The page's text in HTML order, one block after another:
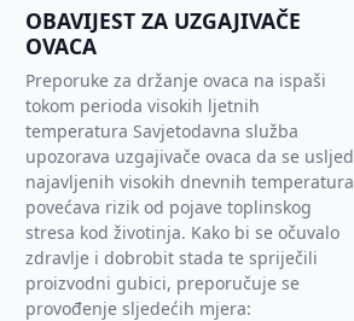
OBAVIJEST ZA UZGAJIVAČE
OVACA
Preporuke za držanje ovaca na ispaši
tokom perioda visokih ljetnih
temperatura Savjetodavna služba
upozorava uzgajivače ovaca da se usljed
najavljenih visokih dnevnih temperatura
povećava rizik od pojave toplinskog
stresa kod životinja. Kako bi se očuvalo
zdravlje i dobrobit stada te spriječili
proizvodni gubici, preporučuje se
provođenje sljedećih mjera: